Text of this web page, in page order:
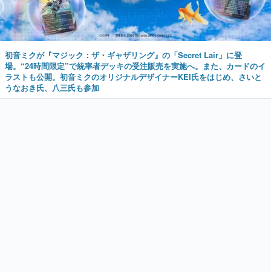
初音ミクが『マジック：ザ・ギャザリング』の「Secret Lair」に登
場。“24時間限定”で統率者デッキの受注販売を実施へ。また、カードのイ
ラストも公開。初音ミクのオリジナルデザイナーKEI氏をはじめ、さいと
うなおき氏、八三氏も参加